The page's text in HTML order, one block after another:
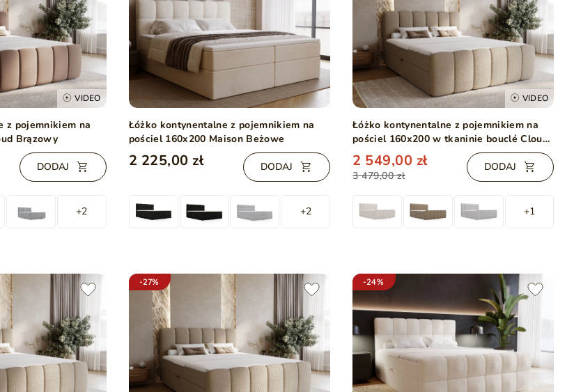
VIDEO
z pojemnikiem na
Brązowy
DODAJ
+2
Łóżko kontynentalne z pojemnikiem na
pościel 160x200 Maison Beżowe
2 225,00 zł DODAJ
+2
VIDEO
Łóżko kontynentalne z pojemnikiem na
pościel 160x200 w tkaninie bouclé Cloud
Brązowe
3 479,00 zł
2 549,00 zł DODAJ
+1
-27% -24%